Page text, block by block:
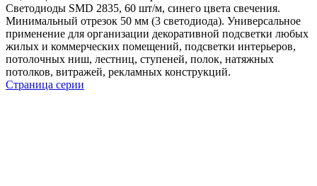
Светодиоды SMD 2835, 60 шт/м, синего цвета свечения.
Минимальный отрезок 50 мм (3 светодиода). Универсальное
применение для организации декоративной подсветки любых
жилых и коммерческих помещений, подсветки интерьеров,
потолочных ниш, лестниц, ступеней, полок, натяжных
потолков, витражей, рекламных конструкций.
Страница серии